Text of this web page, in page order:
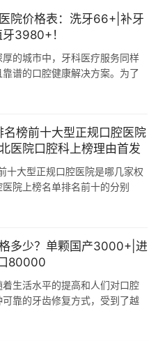
院价格表：洗牙66+|补牙
3980+！
的城市中，牙科医疗服务同样
谱的口腔健康解决方案。为了
榜前十大型正规口腔医院
医院口腔科上榜理由首发
十大型正规口腔医院是哪几家权
院上榜名单排名前十的分别
多少？单颗国产3000+|进
80000
生活水平的提高和人们对口腔
靠的牙齿修复方式，受到了越